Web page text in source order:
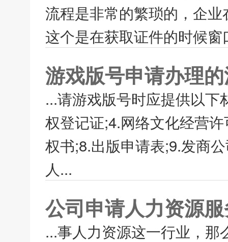
流程是非常的繁琐的，企
这个是在获取证件的时候
游戏版号申请办理
...请游戏版号时应提供以
权登记证;4.网络文化经营
权书;8.出版申请表;9.发商
人...
公司申请人力资源
...事人力资源这一行业，